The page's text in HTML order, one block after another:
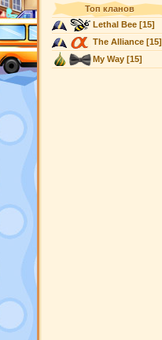
Топ кланов
Lethal Bee[15]
The Alliance[15]
My Way[15]